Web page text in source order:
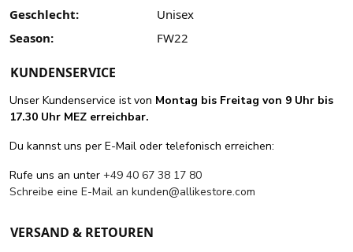
Geschlecht:
Unisex
Season:
FW22
KUNDENSERVICE
Unser Kundenservice ist von Montag bis Freitag von 9 Uhr bis
17.30 Uhr MEZ erreichbar.
Du kannst uns per E-Mail oder telefonisch erreichen:
Rufe uns an unter +49 40 67 38 17 80
Schreibe eine E-Mail an kunden@allikestore.com
VERSAND & RETOUREN